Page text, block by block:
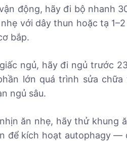
động, hãy đi bộ nhanh
với dây thun hoặc tạ
bắp.
ngủ, hãy đi ngủ trước
lớn quá trình sửa
ngủ sâu.
ăn nhẹ, hãy thử khung
để kích hoạt autophagy —